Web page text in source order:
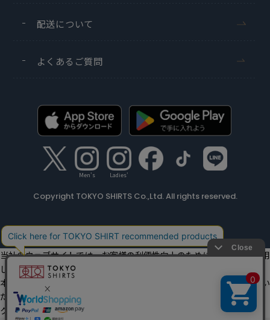
配送について
よくあるご質問
Men's Ladies'
Copyright TOKYO SHIRTS Co.,Ltd. All rights reserved.
当社のウェブサイトでは、お客様の利便性向上のためにクッキーを利用
しています。
本ウェブサイトをこのままご利用になる場合、クッキーの使用に同意い
ただいたものとみなします。
クッキーを通じて収集する情報には、「お客様個人を特定できる情報」